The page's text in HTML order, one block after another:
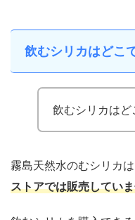
飲むシリカはどこ
飲むシリカは
霧島天然水のむシリカは
ストアでは販売してい